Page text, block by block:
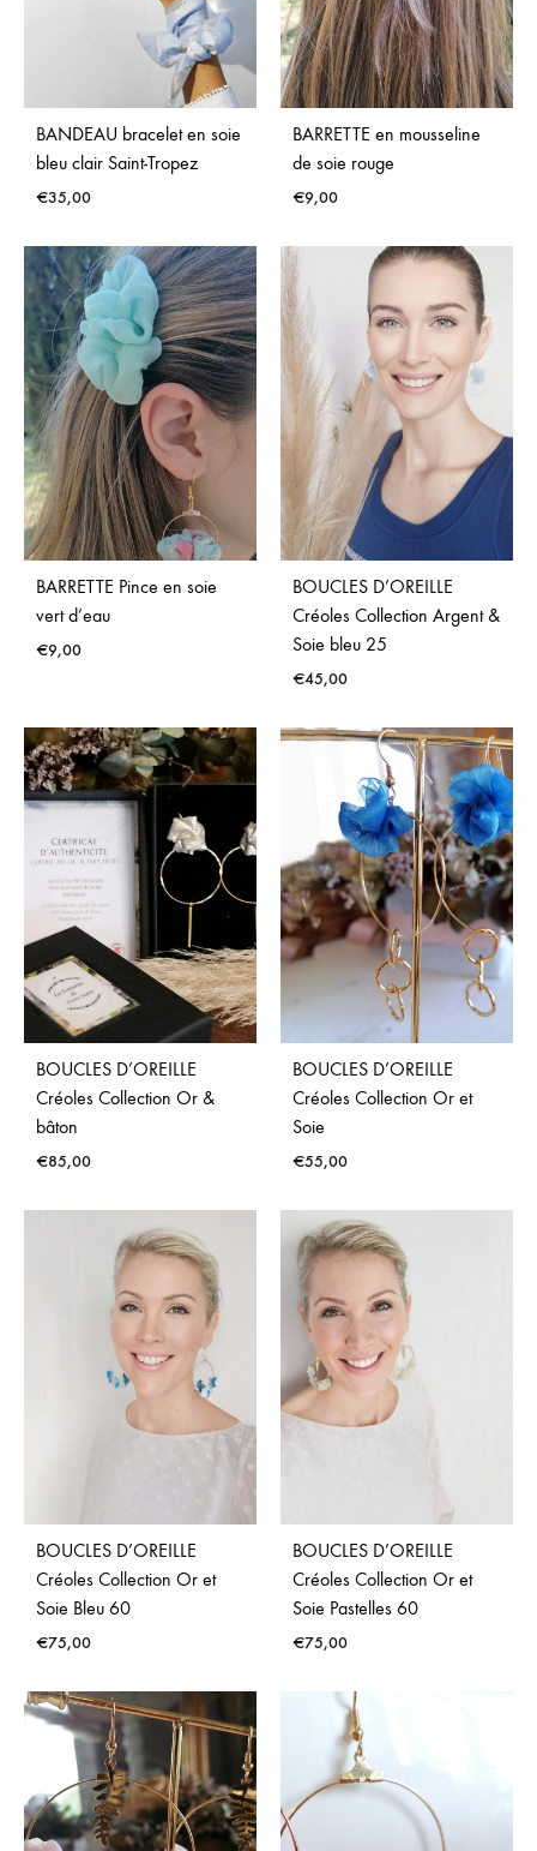
BANDEAU bracelet en soie
bleu clair Saint-Tropez
€35,00
ADD
TO
WISHLIST
BARRETTE en mousseline
de soie rouge
€9,00
BARRETTE Pince en soie
vert d’eau
€9,00
TO
BOUCLES D’OREILLE
Créoles Collection Argent &
Soie bleu 25
€45,00
ADD
TO
BOUCLES D’OREILLE
Créoles Collection Or &
bâton
€85,00
WISHLIST
BOUCLES D’OREILLE
Créoles Collection Or et
Soie
€55,00
BOUCLES D’OREILLE
Créoles Collection Or et
Soie Bleu 60
€75,00
TO
WISHLIST
BOUCLES D’OREILLE
Créoles Collection Or et
Soie Pastelles 60
€75,00